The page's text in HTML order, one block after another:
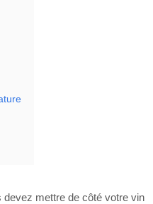
devez mettre de côté votre vin